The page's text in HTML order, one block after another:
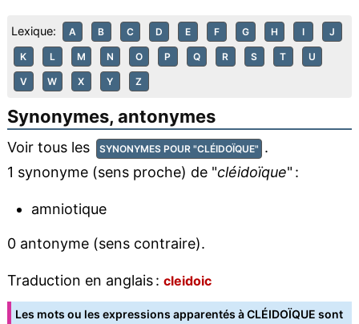
Lexique: A B C D E F G H I J
K L M N O P Q R S T U
V W X Y Z
Synonymes, antonymes
Voir tous les SYNONYMES POUR "CLÉIDOÏQUE" .
1 synonyme (sens proche) de "cléidoïque" :
amniotique
0 antonyme (sens contraire).
Traduction en anglais : cleidoic
Les mots ou les expressions apparentés à CLÉIDOÏQUE sont